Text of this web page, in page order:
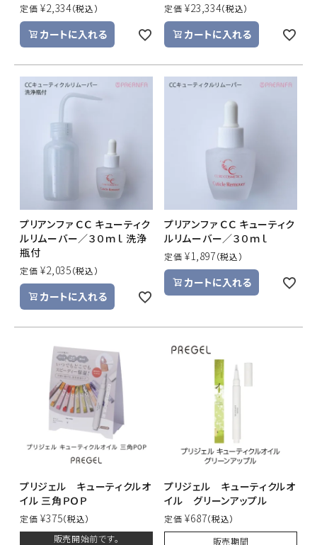
定価 ¥2,334
カートに入れる
定価 ¥23,334
カートに入れる
プリアンファ ＣＣ キューティク
ルリムーバー／３０ｍｌ 洗浄
瓶付
定価 ¥2,035
カートに入れる
プリアンファ ＣＣ キューティク
ルリムーバー／３０ｍｌ
定価 ¥1,897
カートに入れる
プリジェル キューティクルオ
イル 三角ＰＯＰ
定価 ¥375
販売開始前です。
プリジェル キューティクルオ
イル グリーンアップル
定価 ¥687
販売期間